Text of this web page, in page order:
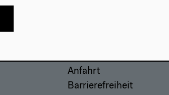
Anfahrt
Barrierefreiheit